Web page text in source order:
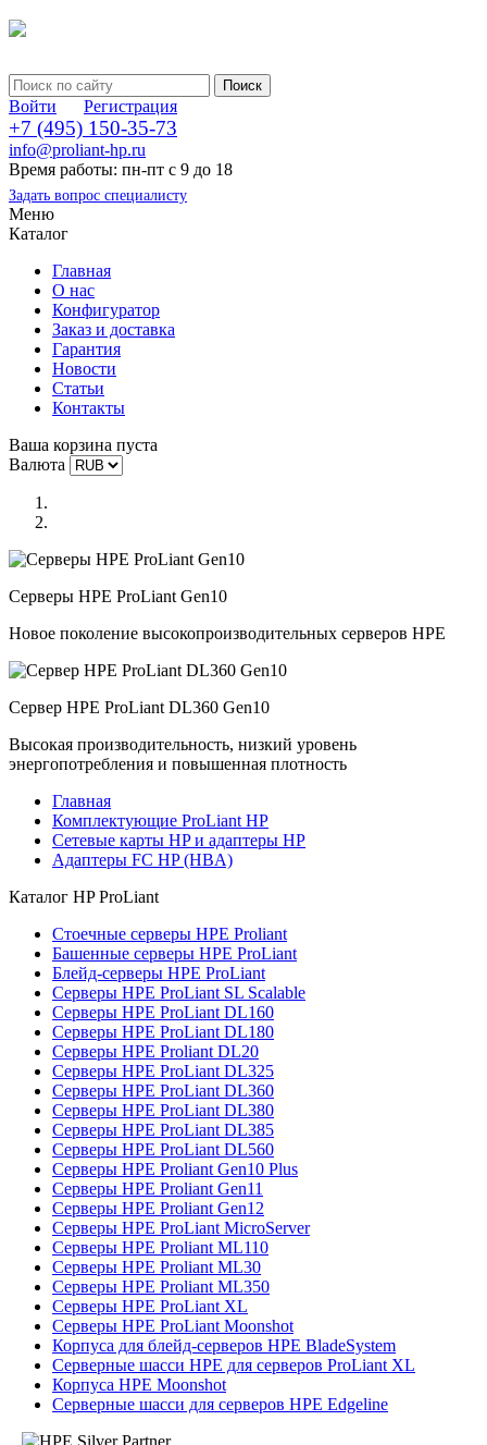
Войти Регистрация
+7 (495) 150-35-73
info@proliant-hp.ru
Время работы: пн-пт с 9 до 18
Задать вопрос специалисту
Меню
Каталог
Главная
О нас
Конфигуратор
Заказ и доставка
Гарантия
Новости
Статьи
Контакты
Ваша корзина пуста
Валюта
Серверы HPE ProLiant Gen10
Новое поколение высокопроизводительных серверов HPE
Сервер HPE ProLiant DL360 Gen10
Высокая производительность, низкий уровень
энергопотребления и повышенная плотность
Главная
Комплектующие ProLiant HP
Сетевые карты HP и адаптеры HP
Адаптеры FC HP (HBA)
Каталог HP ProLiant
Стоечные серверы HPE Proliant
Башенные серверы HPE ProLiant
Блейд-серверы HPE ProLiant
Серверы HPE ProLiant SL Scalable
Серверы HPE ProLiant DL160
Серверы HPE ProLiant DL180
Серверы HPE Proliant DL20
Серверы HPE ProLiant DL325
Серверы HPE ProLiant DL360
Серверы HPE ProLiant DL380
Серверы HPE ProLiant DL385
Серверы HPE ProLiant DL560
Серверы HPE Proliant Gen10 Plus
Серверы HPE Proliant Gen11
Серверы HPE Proliant Gen12
Серверы HPE ProLiant MicroServer
Серверы HPE Proliant ML110
Серверы HPE Proliant ML30
Серверы HPE Proliant ML350
Серверы HPE ProLiant XL
Серверы HPE ProLiant Moonshot
Корпуса для блейд-серверов HPE BladeSystem
Серверные шасси HPE для серверов ProLiant XL
Корпуса HPE Moonshot
Серверные шасси для серверов HPE Edgeline